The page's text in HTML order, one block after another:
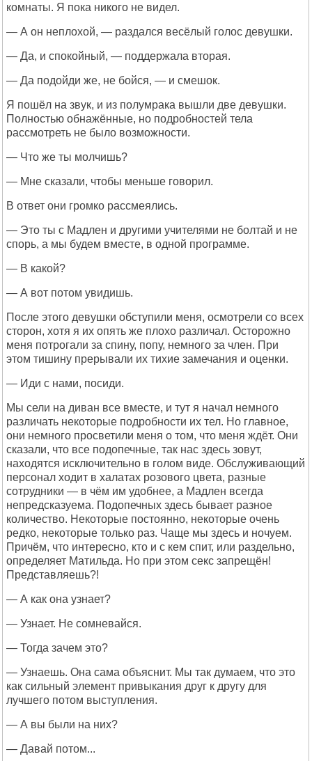
комнаты. Я пока никого не видел.
— А он неплохой, — раздался весёлый голос девушки.
— Да, и спокойный, — поддержала вторая.
— Да подойди же, не бойся, — и смешок.
Я пошёл на звук, и из полумрака вышли две девушки.
Полностью обнажённые, но подробностей тела
рассмотреть не было возможности.
— Что же ты молчишь?
— Мне сказали, чтобы меньше говорил.
В ответ они громко рассмеялись.
— Это ты с Мадлен и другими учителями не болтай и не
спорь, а мы будем вместе, в одной программе.
— В какой?
— А вот потом увидишь.
После этого девушки обступили меня, осмотрели со всех
сторон, хотя я их опять же плохо различал. Осторожно
меня потрогали за спину, попу, немного за член. При
этом тишину прерывали их тихие замечания и оценки.
— Иди с нами, посиди.
Мы сели на диван все вместе, и тут я начал немного
различать некоторые подробности их тел. Но главное,
они немного просветили меня о том, что меня ждёт. Они
сказали, что все подопечные, так нас здесь зовут,
находятся исключительно в голом виде. Обслуживающий
персонал ходит в халатах розового цвета, разные
сотрудники — в чём им удобнее, а Мадлен всегда
непредсказуема. Подопечных здесь бывает разное
количество. Некоторые постоянно, некоторые очень
редко, некоторые только раз. Чаще мы здесь и ночуем.
Причём, что интересно, кто и с кем спит, или раздельно,
определяет Матильда. Но при этом секс запрещён!
Представляешь?!
— А как она узнает?
— Узнает. Не сомневайся.
— Тогда зачем это?
— Узнаешь. Она сама объяснит. Мы так думаем, что это
как сильный элемент привыкания друг к другу для
лучшего потом выступления.
— А вы были на них?
— Давай потом...